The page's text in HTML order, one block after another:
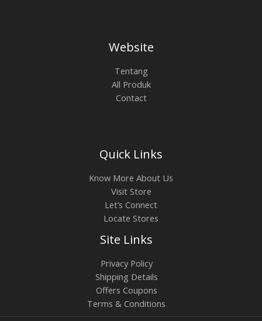
Website
Tentang
All Produk
Contact
Quick Links
Know More About Us
Visit Store
Let’s Connect
Locate Stores
Site Links
Privacy Policy
Shipping Details
Offers Coupons
Terms & Conditions